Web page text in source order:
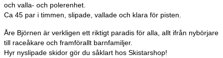
och valla- och polerenhet.
Ca 45 par i timmen, slipade, vallade och klara för pisten.
Åre Björnen är verkligen ett riktigt paradis för alla, allt ifrån nybörjare
till raceåkare och framförallt barnfamiljer.
Hyr nyslipade skidor gör du såklart hos Skistarshop!